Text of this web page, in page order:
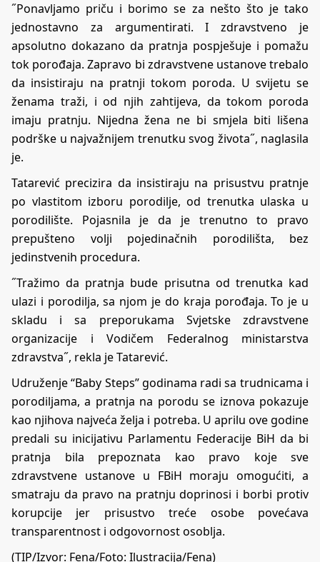
˝Ponavljamo priču i borimo se za nešto što je tako
jednostavno za argumentirati. I zdravstveno je
apsolutno dokazano da pratnja pospješuje i pomažu
tok porođaja. Zapravo bi zdravstvene ustanove trebalo
da insistiraju na pratnji tokom poroda. U svijetu se
ženama traži, i od njih zahtijeva, da tokom poroda
imaju pratnju. Nijedna žena ne bi smjela biti lišena
podrške u najvažnijem trenutku svog života˝, naglasila
je.
Tatarević precizira da insistiraju na prisustvu pratnje
po vlastitom izboru porodilje, od trenutka ulaska u
porodilište. Pojasnila je da je trenutno to pravo
prepušteno volji pojedinačnih porodilišta, bez
jedinstvenih procedura.
˝Tražimo da pratnja bude prisutna od trenutka kad
ulazi i porodilja, sa njom je do kraja porođaja. To je u
skladu i sa preporukama Svjetske zdravstvene
organizacije i Vodičem Federalnog ministarstva
zdravstva˝, rekla je Tatarević.
Udruženje “Baby Steps” godinama radi sa trudnicama i
porodiljama, a pratnja na porodu se iznova pokazuje
kao njihova najveća želja i potreba. U aprilu ove godine
predali su inicijativu Parlamentu Federacije BiH da bi
pratnja bila prepoznata kao pravo koje sve
zdravstvene ustanove u FBiH moraju omogućiti, a
smatraju da pravo na pratnju doprinosi i borbi protiv
korupcije jer prisustvo treće osobe povećava
transparentnost i odgovornost osoblja.
(TIP/Izvor: Fena/Foto: Ilustracija/Fena)